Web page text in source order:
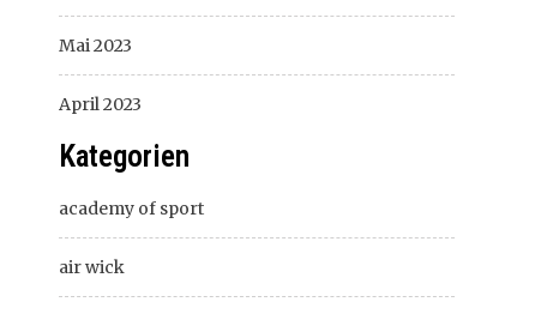
Mai 2023
April 2023
Kategorien
academy of sport
air wick